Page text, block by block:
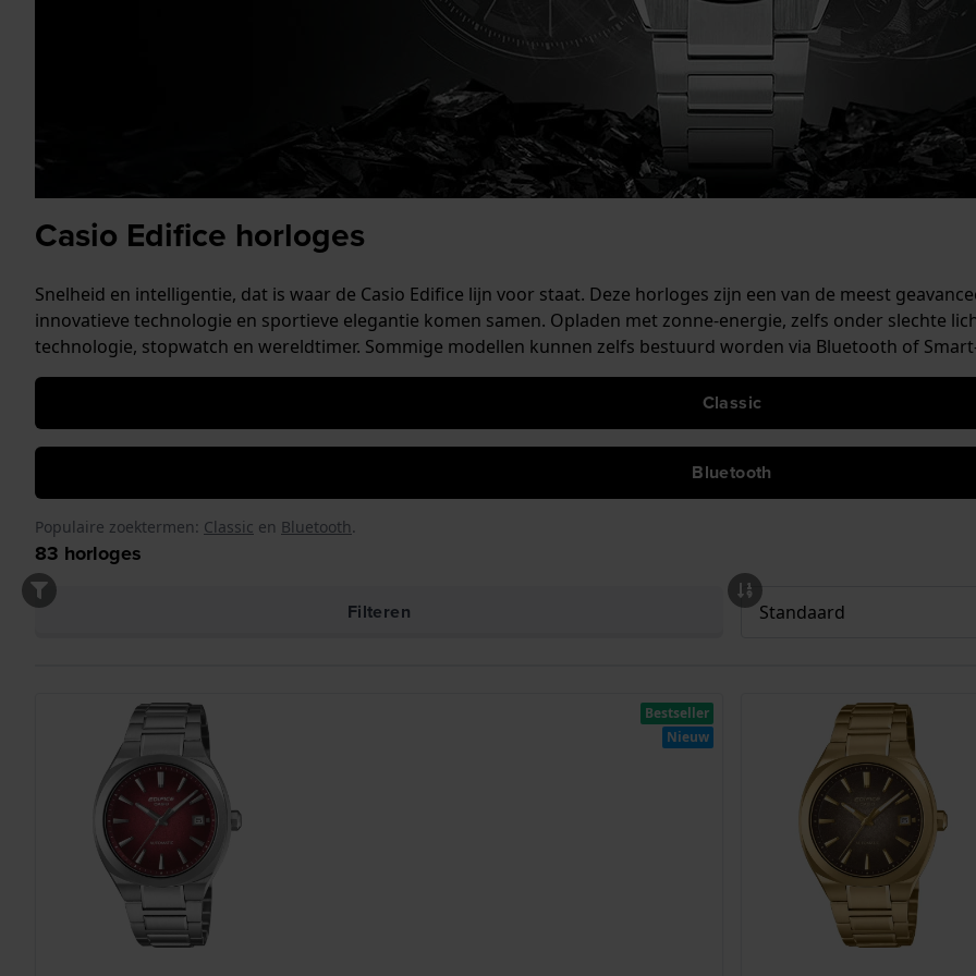
Casio Edifice horloges
Snelheid en intelligentie, dat is waar de Casio Edifice lijn voor staat. Deze horloges zijn een van de meest
innovatieve technologie en sportieve elegantie komen samen. Opladen met zonne-energie, zelfs onder slechte
technologie, stopwatch en wereldtimer. Sommige modellen kunnen zelfs bestuurd worden via Bluetooth of
Classic
Bluetooth
Populaire zoektermen: Classic en Bluetooth.
83 horloges
Filteren
Bestseller
Nieuw